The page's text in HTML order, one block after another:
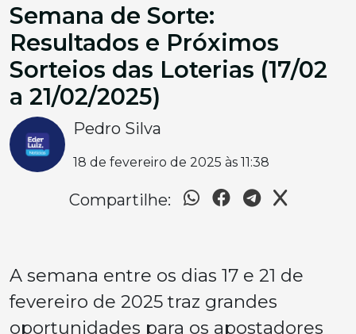
Semana de Sorte:
Resultados e Próximos
Sorteios das Loterias (17/02
a 21/02/2025)
Pedro Silva
18 de fevereiro de 2025 às 11:38
Compartilhe:
A semana entre os dias 17 e 21 de
fevereiro de 2025 traz grandes
oportunidades para os apostadores